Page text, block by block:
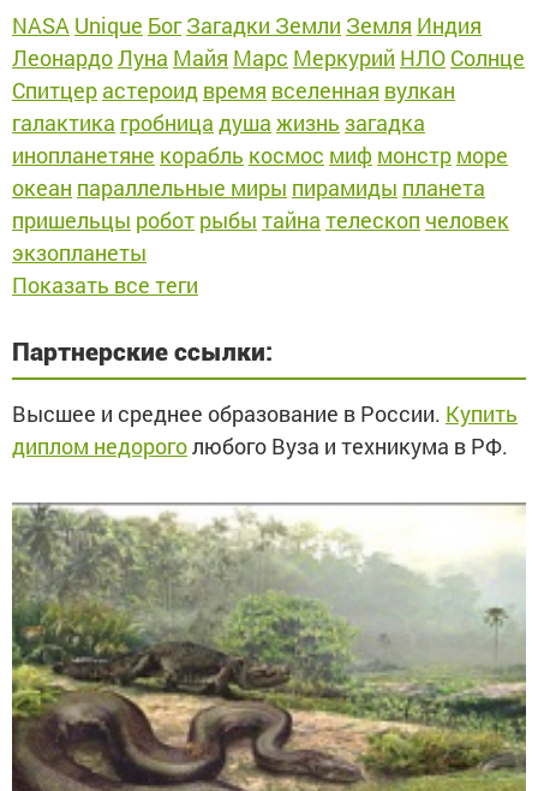
NASA Unique Бог Загадки Земли Земля Индия
ЛеонардоЛуна Майя Марс Меркурий НЛО Солнце
Спитцер астероид время вселенная вулкан
галактика гробница душа жизнь загадка
инопланетяне корабль космос миф монстр море
океан параллельные миры пирамиды планета
пришельцы робот рыбы тайна телескоп человек
экзопланеты
Показать все теги
Партнерские ссылки:
Высшее и среднее образование в России. Купить
диплом недороголюбого Вуза и техникума в РФ.